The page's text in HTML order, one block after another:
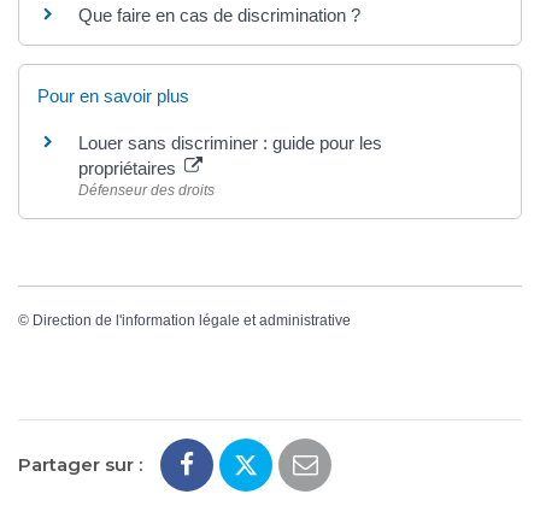
Que faire en cas de discrimination ?
Pour en savoir plus
Louer sans discriminer : guide pour les
propriétaires
Défenseur des droits
© Direction de l'information légale et administrative
Partager sur :